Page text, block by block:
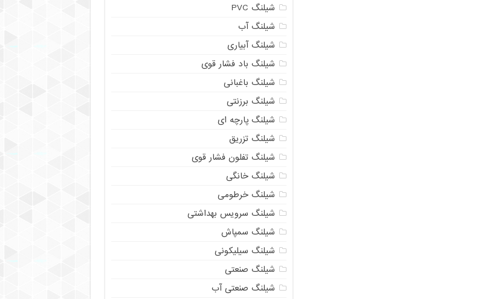
شیلنگ PVC
شیلنگ آب
شیلنگ آبیاری
شیلنگ باد فشار قوی
شیلنگ باغبانی
شیلنگ برزنتی
شیلنگ پارچه‌ ای
شیلنگ تزریق
شیلنگ تفلون فشار قوی
شیلنگ خانگی
شیلنگ خرطومی
شیلنگ سرویس بهداشتی
شیلنگ سمپاش
شیلنگ سیلیکونی
شیلنگ صنعتی
شیلنگ صنعتی آب